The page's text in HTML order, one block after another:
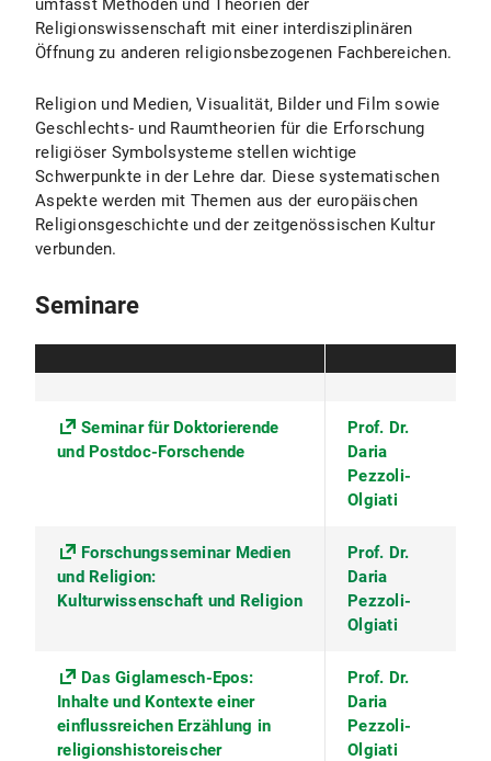
umfasst Methoden und Theorien der
Religionswissenschaft mit einer interdisziplinären
Öffnung zu anderen religionsbezogenen Fachbereichen.
Religion und Medien, Visualität, Bilder und Film sowie
Geschlechts- und Raumtheorien für die Erforschung
religiöser Symbolsysteme stellen wichtige
Schwerpunkte in der Lehre dar. Diese systematischen
Aspekte werden mit Themen aus der europäischen
Religionsgeschichte und der zeitgenössischen Kultur
verbunden.
Seminare
Seminar für Doktorierende
und Postdoc-Forschende
Prof. Dr.
Daria
Pezzoli-
Olgiati
Forschungsseminar Medien
und Religion:
Kulturwissenschaft und Religion
Prof. Dr.
Daria
Pezzoli-
Olgiati
Das Giglamesch-Epos:
Inhalte und Kontexte einer
einflussreichen Erzählung in
religionshistoreischer
Prof. Dr.
Daria
Pezzoli-
Olgiati